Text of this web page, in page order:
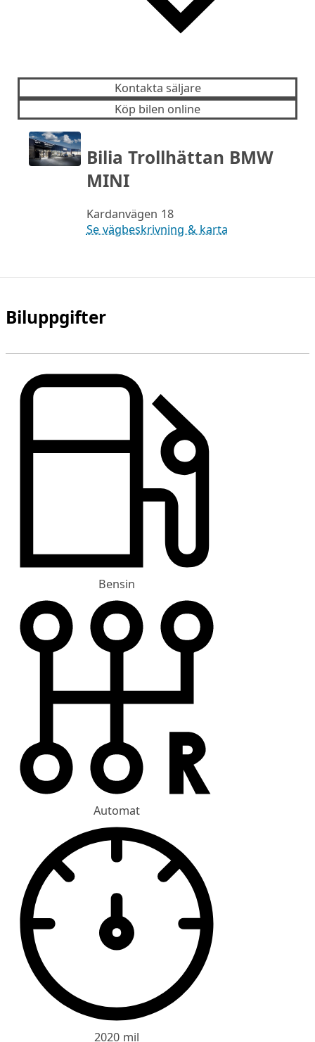
Kontakta säljare
Köp bilen online
Bilia Trollhättan BMW
MINI
Kardanvägen 18
Se vägbeskrivning & karta
Biluppgifter
Bensin
Automat
2020 mil